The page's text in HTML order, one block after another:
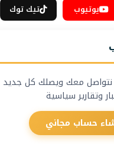
يوتيوب تيك توك
معك ويصلك كل جديد
وتقارير سياسية
حساب مجاني